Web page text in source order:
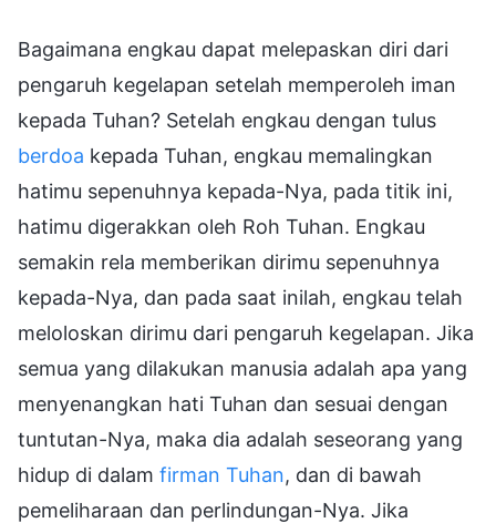
Bagaimana engkau dapat melepaskan diri dari
pengaruh kegelapan setelah memperoleh iman
kepada Tuhan? Setelah engkau dengan tulus
berdoa kepada Tuhan, engkau memalingkan
hatimu sepenuhnya kepada-Nya, pada titik ini,
hatimu digerakkan oleh Roh Tuhan. Engkau
semakin rela memberikan dirimu sepenuhnya
kepada-Nya, dan pada saat inilah, engkau telah
meloloskan dirimu dari pengaruh kegelapan. Jika
semua yang dilakukan manusia adalah apa yang
menyenangkan hati Tuhan dan sesuai dengan
tuntutan-Nya, maka dia adalah seseorang yang
hidup di dalam firman Tuhan, dan di bawah
pemeliharaan dan perlindungan-Nya. Jika